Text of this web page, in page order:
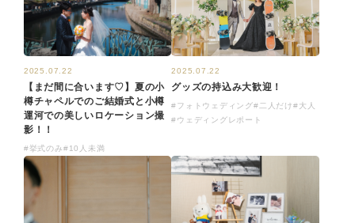
2025.07.22
【まだ間に合います♡】夏の小
樽チャペルでのご結婚式と小樽
運河での美しいロケーション撮
影！！
#挙式のみ#10人未満
2025.07.22
グッズの持込み大歓迎！
#フォトウェディング#二人だけ#大人
#ウェディングレポート